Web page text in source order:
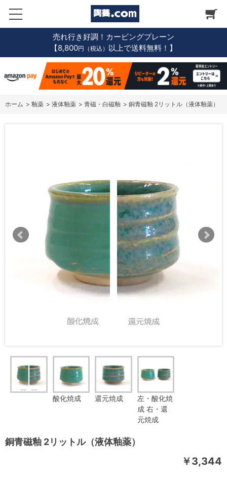
売れ行き好調！カービングプレーン
【8,800円（税込） 以上で送料無料！】
ホーム > 釉薬 > 液体釉薬 > 青磁・白磁釉 > 銅青磁釉 2リットル（液体釉薬）
酸化焼成 還元焼成
左・酸化焼
成 右・還
元焼成
銅青磁釉 2リットル（液体釉薬）
￥3,344